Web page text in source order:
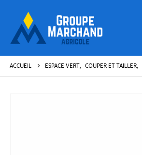
ACCUEIL ESPACE VERT, COUPER ET TAILLER,